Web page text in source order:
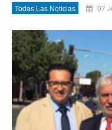
Todas Las Noticias 07